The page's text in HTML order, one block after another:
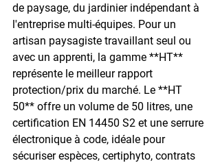
de paysage, du jardinier indépendant à
l'entreprise multi-équipes. Pour un
artisan paysagiste travaillant seul ou
avec un apprenti, la gamme **HT**
représente le meilleur rapport
protection/prix du marché. Le **HT
50** offre un volume de 50 litres, une
certification EN 14450 S2 et une serrure
électronique à code, idéale pour
sécuriser espèces, certiphyto, contrats